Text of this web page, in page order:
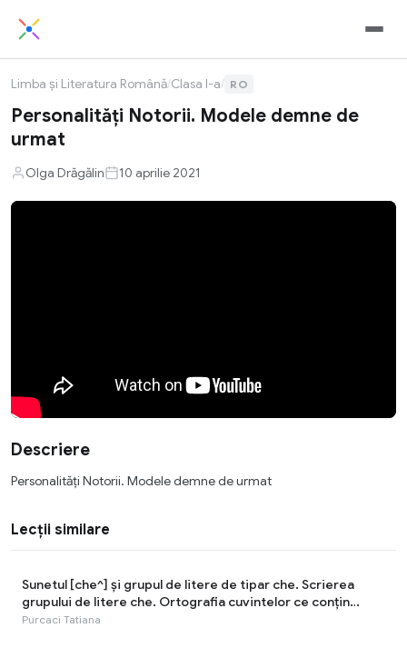
Limba și Literatura Română/Clasa I-a/ RO
Personalități Notorii. Modele demne de
urmat
Olga Drăgălin 10 aprilie 2021
Descriere
Personalități Notorii. Modele demne de urmat
Lecții similare
Sunetul [che^] şi grupul de litere de tipar che. Scrierea
grupului de litere che. Ortografia cuvintelor ce conțin
grupul de litere che
Purcaci Tatiana